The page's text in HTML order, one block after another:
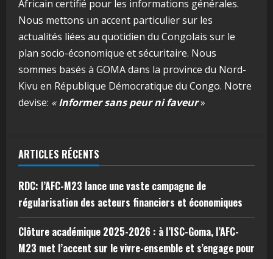
Africain certifié pour les informations générales.
Nous mettons un accent particulier sur les
actualités liées au quotidien du Congolais sur le
plan socio-économique et sécuritaire. Nous
sommes basés à GOMA dans la province du Nord-
Kivu en République Démocratique du Congo. Notre
devise: «Informer sans peur ni faveur»
ARTICLES RÉCENTS
RDC: l’AFC-M23 lance une vaste campagne de
régularisation des acteurs financiers et économiques
Clôture académique 2025-2026 : à l’ISC-Goma, l’AFC-
M23 met l’accent sur le vivre-ensemble et s’engage pour